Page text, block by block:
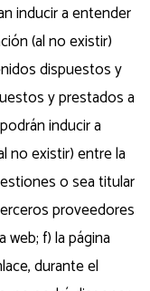
inducir a entender
(al no existir)
dispuestos y
y prestados a
inducir a
no existir) entre la
o sea titular
proveedores
f) la página
durante el